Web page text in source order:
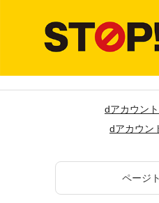
dアカウン
dアカウン
ページ